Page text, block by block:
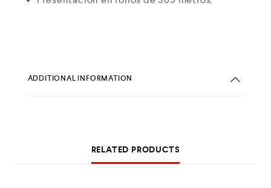
ADDITIONAL INFORMATION
RELATED PRODUCTS